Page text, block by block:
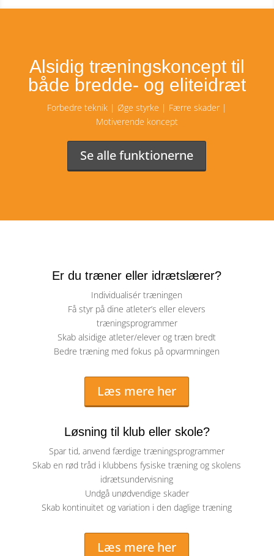
Alsidig træningskoncept til
både bredde- og eliteidræt
Forbedre teknik | Øge styrke | Færre skader |
Motiverende koncept
Se alle funktionerne
Er du træner eller idrætslærer?
Individualisér træningen
Få styr på dine atleter’s eller elevers
træningsprogrammer
Skab alsidige atleter/elever og træn bredt
Bedre træning med fokus på opvarmningen
Læs mere her
Løsning til klub eller skole?
Spar tid, anvend færdige træningsprogrammer
Skab en rød tråd i klubbens fysiske træning og skolens
idrætsundervisning
Undgå unødvendige skader
Skab kontinuitet og variation i den daglige træning
Læs mere her